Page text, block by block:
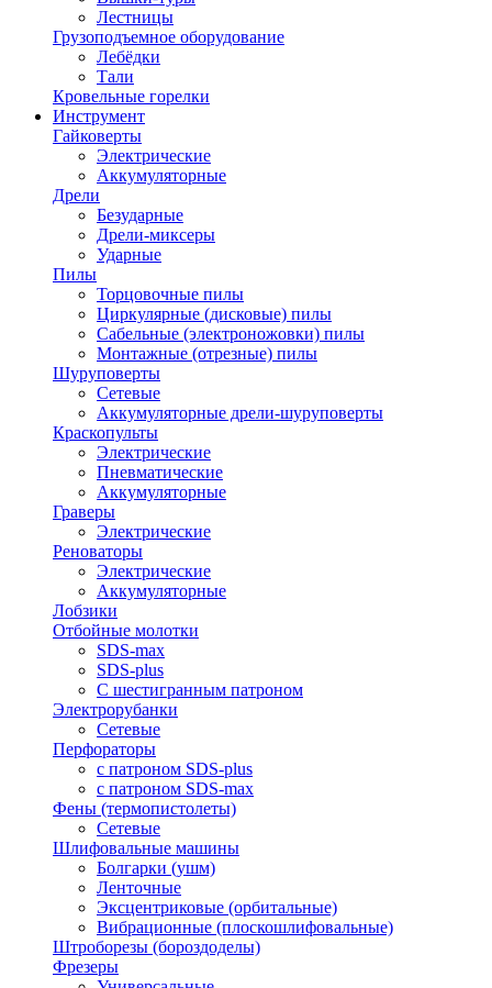
Лестницы
Грузоподъемное оборудование
Лебёдки
Тали
Кровельные горелки
Инструмент
Гайковерты
Электрические
Аккумуляторные
Дрели
Безударные
Дрели-миксеры
Ударные
Пилы
Торцовочные пилы
Циркулярные (дисковые) пилы
Сабельные (электроножовки) пилы
Монтажные (отрезные) пилы
Шуруповерты
Сетевые
Аккумуляторные дрели-шуруповерты
Краскопульты
Электрические
Пневматические
Аккумуляторные
Граверы
Электрические
Реноваторы
Электрические
Аккумуляторные
Лобзики
Отбойные молотки
SDS-max
SDS-plus
С шестигранным патроном
Электрорубанки
Сетевые
Перфораторы
с патроном SDS-plus
с патроном SDS-max
Фены (термопистолеты)
Сетевые
Шлифовальные машины
Болгарки (ушм)
Ленточные
Эксцентриковые (орбитальные)
Вибрационные (плоскошлифовальные)
Штроборезы (бороздоделы)
Фрезеры